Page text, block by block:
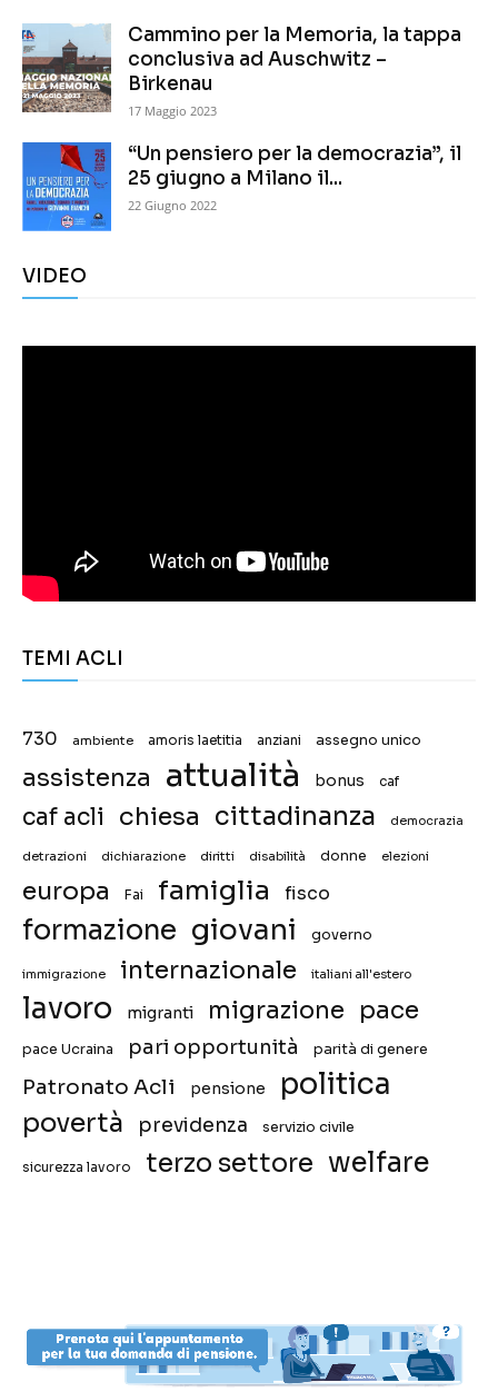
Cammino per la Memoria, la tappa
conclusiva ad Auschwitz –
Birkenau
17 Maggio 2023
“Un pensiero per la democrazia”, il
25 giugno a Milano il...
22 Giugno 2022
VIDEO
TEMI ACLI
730 ambiente amoris laetitia anziani assegno unico
assistenza attualità bonus caf
caf acli chiesa cittadinanza democrazia
detrazioni dichiarazione diritti disabilità donne elezioni
europa Fai famiglia fisco
formazione giovani governo
immigrazione internazionale italiani all'estero
lavoro migranti migrazione pace
pace Ucraina pari opportunità parità di genere
Patronato Acli pensione politica
povertà previdenza servizio civile
sicurezza lavoro terzo settore welfare